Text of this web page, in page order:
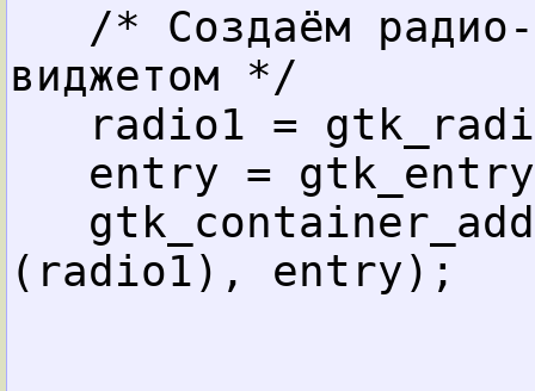
/* Создаём
виджетом */
radio1 =
entry =
gtk_container_add
(radio1), entry);